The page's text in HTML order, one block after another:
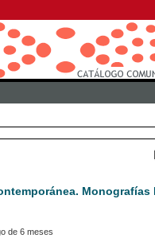
Monografías
de 6 meses